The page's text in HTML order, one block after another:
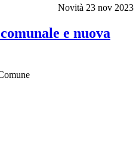
Novità 23 nov 2023
e nuova